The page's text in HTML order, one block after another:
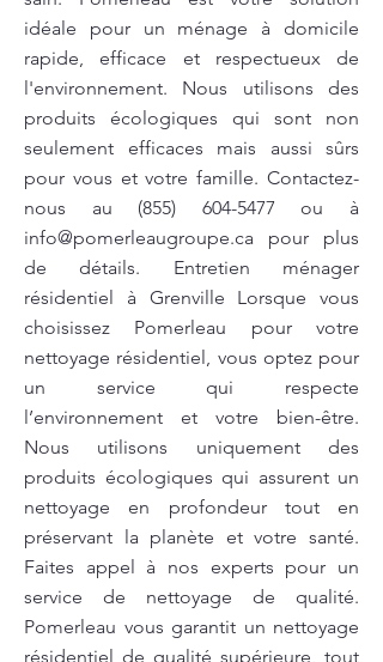
idéale pour un ménage à domicile
rapide, efficace et respectueux de
l'environnement. Nous utilisons des
produits écologiques qui sont non
seulement efficaces mais aussi sûrs
pour vous et votre famille. Contactez-
nous au (855) 604-5477 ou à
info@pomerleaugroupe.ca pour plus
de détails. Entretien ménager
résidentiel à Grenville Lorsque vous
choisissez Pomerleau pour votre
nettoyage résidentiel, vous optez pour
un service qui respecte
l’environnement et votre bien-être.
Nous utilisons uniquement des
produits écologiques qui assurent un
nettoyage en profondeur tout en
préservant la planète et votre santé.
Faites appel à nos experts pour un
service de nettoyage de qualité.
Pomerleau vous garantit un nettoyage
résidentiel de qualité supérieure, tout